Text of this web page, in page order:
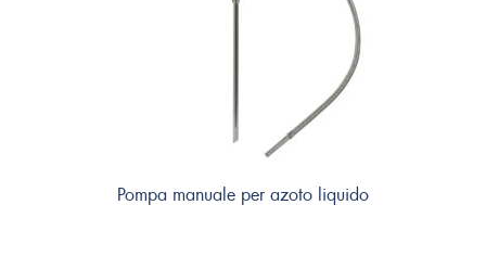
Pompa manuale per azoto liquido